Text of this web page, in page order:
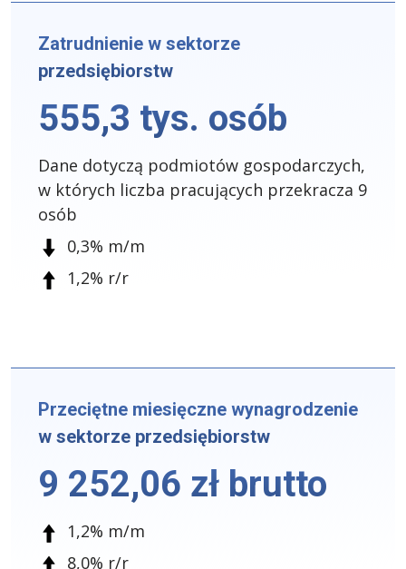
Zatrudnienie w sektorze
przedsiębiorstw
555,3 tys. osób
Dane dotyczą podmiotów gospodarczych,
w których liczba pracujących przekracza 9
osób
0,3% m/m
1,2% r/r
Przeciętne miesięczne wynagrodzenie
w sektorze przedsiębiorstw
9 252,06 zł brutto
1,2% m/m
8,0% r/r